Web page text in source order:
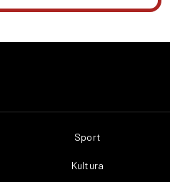
Sport
Kultura